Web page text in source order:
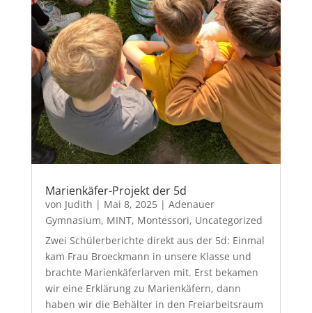
Marienkäfer-Projekt der 5d
von Judith | Mai 8, 2025| Adenauer
Gymnasium, MINT, Montessori, Uncategorized
Zwei Schülerberichte direkt aus der 5d: Einmal
kam Frau Broeckmann in unsere Klasse und
brachte Marienkäferlarven mit. Erst bekamen
wir eine Erklärung zu Marienkäfern, dann
haben wir die Behälter in den Freiarbeitsraum